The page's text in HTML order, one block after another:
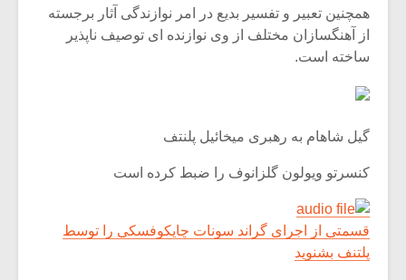
همچنین تعبیر و تفسیر بدیع در امر نوازندگی آثار برجسته
از آهنگسازان مختلف از وی نوازنده ای توصیف ناپذیر
ساخته است.
گیل شاهام به رهبری میخائیل پلنتف
کنسرتو ویولون گلزانوف را ضبط کرده است
قسمتی از اجرای گراند سونات چایکوفسکی را توسط
پلتنف بشنوید